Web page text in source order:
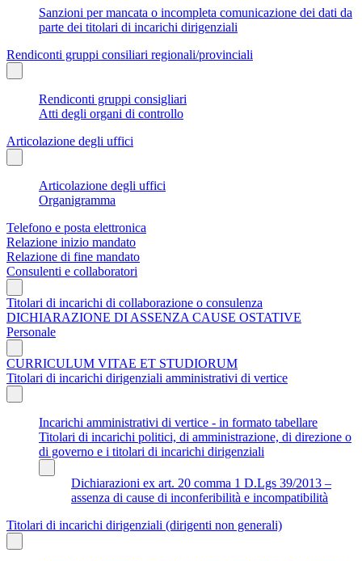
Sanzioni per mancata o incompleta comunicazione dei dati da
parte dei titolari di incarichi dirigenziali
Rendiconti gruppi consiliari regionali/provinciali
Rendiconti gruppi consigliari
Atti degli organi di controllo
Articolazione degli uffici
Articolazione degli uffici
Organigramma
Telefono e posta elettronica
Relazione inizio mandato
Relazione di fine mandato
Consulenti e collaboratori
Titolari di incarichi di collaborazione o consulenza
DICHIARAZIONE DI ASSENZA CAUSE OSTATIVE
Personale
CURRICULUM VITAE ET STUDIORUM
Titolari di incarichi dirigenziali amministrativi di vertice
Incarichi amministrativi di vertice - in formato tabellare
Titolari di incarichi politici, di amministrazione, di direzione o
di governo e i titolari di incarichi dirigenziali
Dichiarazioni ex art. 20 comma 1 D.Lgs 39/2013 –
assenza di cause di inconferibilità e incompatibilità
Titolari di incarichi dirigenziali (dirigenti non generali)